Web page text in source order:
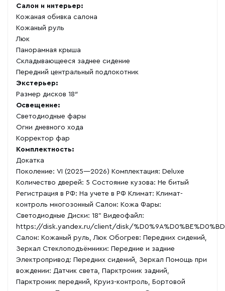
Салон и интерьер:
Кожаная обивка салона
Кожаный руль
Люк
Панорамная крыша
Складывающееся заднее сидение
Передний центральный подлокотник
Экстерьер:
Размер дисков 18″
Освещение:
Светодиодные фары
Огни дневного хода
Корректор фар
Комплектность:
Докатка
Поколение: VI (2025—2026) Комплектация: Deluxe
Количество дверей: 5 Состояние кузова: Не битый
Регистрация в РФ: На учете в РФ Климат: Климат-
контроль многозонный Салон: Кожа Фары:
Светодиодные Диски: 18" Видеофайл:
https://disk.yandex.ru/client/disk/
Салон: Кожаный руль, Люк Обогрев: Передних сидений,
Зеркал Стеклоподъёмники: Передние и задние
Электропривод: Передних сидений, Зеркал Помощь при
вождении: Датчик света, Парктроник задний,
Парктроник передний, Круиз-контроль, Бортовой